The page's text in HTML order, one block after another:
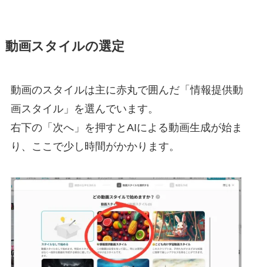
動画スタイルの選定
動画のスタイルは主に赤丸で囲んだ「情報提供動
画スタイル」を選んでいます。
右下の「次へ」を押すとAIによる動画生成が始ま
り、ここで少し時間がかかります。